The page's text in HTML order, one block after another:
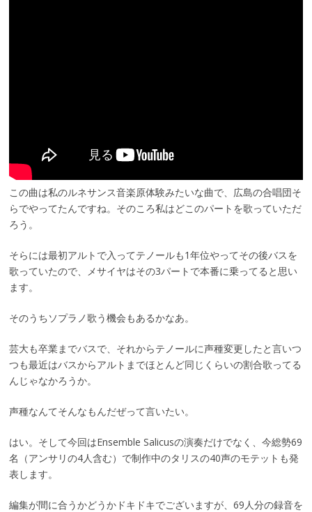
この曲は私のルネサンス音楽原体験みたいな曲で、広島の合唱団そ
らでやってたんですね。そのころ私はどこのパートを歌っていただ
ろう。
そらには最初アルトで入ってテノールも1年位やってその後バスを
歌っていたので、メサイヤはその3パートで本番に乗ってると思い
ます。
そのうちソプラノ歌う機会もあるかなあ。
芸大も卒業までバスで、それからテノールに声種変更したと言いつ
つも最近はバスからアルトまでほとんど同じくらいの割合歌ってる
んじゃなかろうか。
声種なんてそんなもんだぜって言いたい。
はい。そして今回はEnsemble Salicusの演奏だけでなく、今総勢69
名（アンサリの4人含む）で制作中のタリスの40声のモテットも発
表します。
編集が間に合うかどうかドキドキでございますが、69人分の録音を